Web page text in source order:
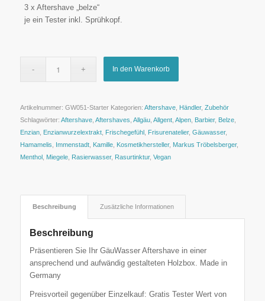
3 x Aftershave „belze“
je ein Tester inkl. Sprühkopf.
In den Warenkorb
Artikelnummer: GW051-Starter Kategorien: Aftershave, Händler, Zubehör
Schlagwörter: Aftershave, Aftershaves Allgäu, Allgent, Alpen, Barbier, Belze,
Enzian, Enzianwurzelextrakt, Frischegefühl, Frisurenatelier, Gäuwasser,
Hamamelis
Immenstadt, Kamille, Kosmetikhersteller, Markus Tröbelsberger,
Menthol, Miegele, Rasierwasser, Rasurtinktur, Vegan
Beschreibung Zusätzliche Informationen
Beschreibung
Präsentieren Sie Ihr GäuWasser Aftershave in einer
ansprechend und aufwändig gestalteten Holzbox. Made in
Germany
Preisvorteil gegenüber Einzelkauf: Gratis Tester Wert von